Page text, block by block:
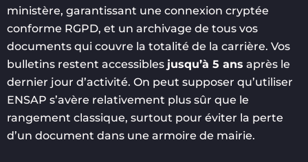
ministère, garantissant une connexion cryptée
conforme RGPD, et un archivage de tous vos
documents qui couvre la totalité de la carrière. Vos
bulletins restent accessibles jusqu’à 5 ans après le
dernier jour d’activité. On peut supposer qu’utiliser
ENSAP s’avère relativement plus sûr que le
rangement classique, surtout pour éviter la perte
d’un document dans une armoire de mairie.